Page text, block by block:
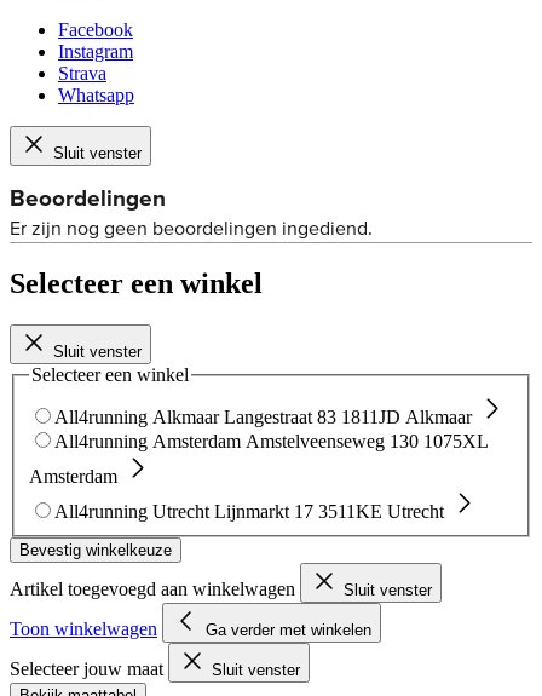
Facebook
Instagram
Strava
Whatsapp
Sluit venster
Selecteer een winkel
Sluit venster
Selecteer een winkel
All4running Alkmaar Langestraat 83 1811JD Alkmaar
All4running Amsterdam Amstelveenseweg 130 1075XL
Amsterdam
All4running Utrecht Lijnmarkt 17 3511KE Utrecht
Bevestig winkelkeuze
Artikel toegevoegd aan winkelwagen Sluit venster
Toon winkelwagen Ga verder met winkelen
Selecteer jouw maat
Sluit venster